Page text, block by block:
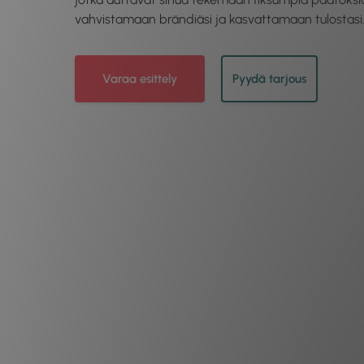
vahvistamaan brändiäsi ja kasvattamaan tulostasi.
Varaa esittely Pyydä tarjous